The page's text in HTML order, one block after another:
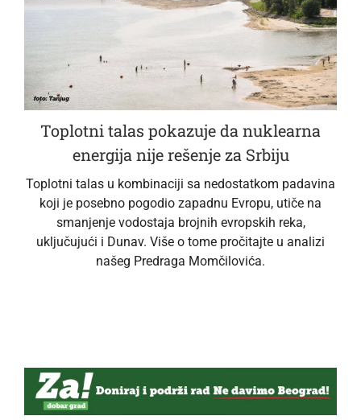
Toplotni talas pokazuje da nuklearna
energija nije rešenje za Srbiju
Toplotni talas u kombinaciji sa nedostatkom padavina
koji je posebno pogodio zapadnu Evropu, utiče na
smanjenje vodostaja brojnih evropskih reka,
uključujući i Dunav. Više o tome pročitajte u analizi
našeg Predraga Momčilovića.